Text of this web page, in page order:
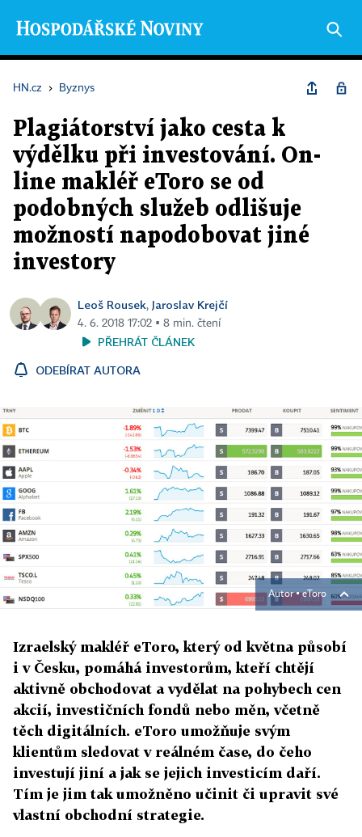
HN.cz › Byznys
Plagiátorství jako cesta k
výdělku při investování. On-
line makléř eToro se od
podobných služeb odlišuje
možností napodobovat jiné
investory
Leoš Rousek, Jaroslav Krejčí
4. 6. 2018 17:02 ▪ 8 min. čtení
PŘEHRÁT ČLÁNEK
ODEBÍRAT AUTORA
Autor ▪eToro
Izraelský makléř eToro, který od května působí
i v Česku, pomáhá investorům, kteří chtějí
aktivně obchodovat a vydělat na pohybech cen
akcií, investičních fondů nebo měn, včetně
těch digitálních. eToro umožňuje svým
klientům sledovat v reálném čase, do čeho
investují jiní a jak se jejich investicím daří.
Tím je jim tak umožněno učinit či upravit své
vlastní obchodní strategie.